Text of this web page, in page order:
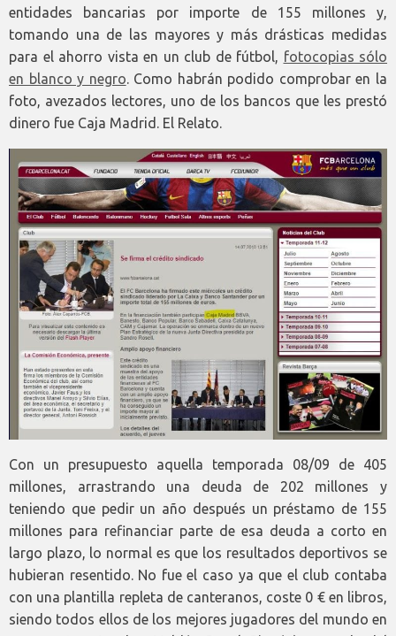
entidades bancarias por importe de 155 millones y,
tomando una de las mayores y más drásticas medidas
para el ahorro vista en un club de fútbol, fotocopias sólo
en blanco y negro. Como habrán podido comprobar en la
foto, avezados lectores, uno de los bancos que les prestó
dinero fue Caja Madrid. El Relato.
Con un presupuesto aquella temporada 08/09 de 405
millones, arrastrando una deuda de 202 millones y
teniendo que pedir un año después un préstamo de 155
millones para refinanciar parte de esa deuda a corto en
largo plazo, lo normal es que los resultados deportivos se
hubieran resentido. No fue el caso ya que el club contaba
con una plantilla repleta de canteranos, coste 0 € en libros,
siendo todos ellos de los mejores jugadores del mundo en